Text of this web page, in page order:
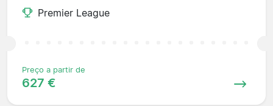
Premier League
Preço a partir de
627 €